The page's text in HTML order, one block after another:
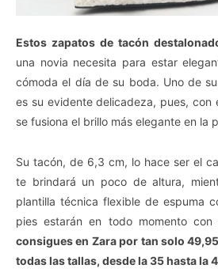
Estos zapatos de tacón
una novia necesita para estar
cómoda el día de su boda. Uno de
es su evidente delicadeza, pues, con
se fusiona el brillo más elegante en la
Su tacón, de 6,3 cm, lo hace ser el
te brindará un poco de altura,
plantilla técnica flexible de espuma
pies estarán en todo momento
consigues en Zara por tan solo
todas las tallas, desde la 35 hasta la